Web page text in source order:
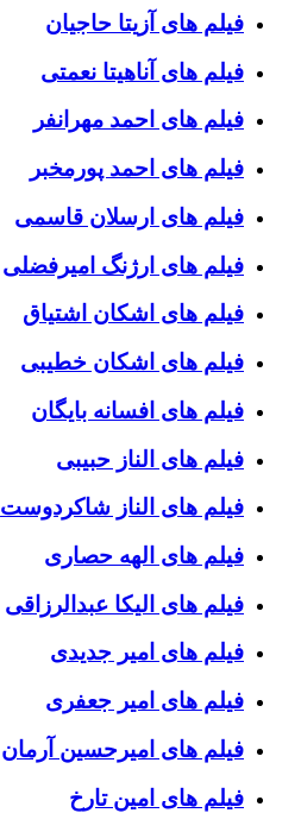
فیلم های آزیتا حاجیان
فیلم های آناهیتا نعمتی
فیلم های احمد مهرانفر
فیلم های احمد پورمخبر
فیلم های ارسلان قاسمی
فیلم های ارژنگ امیرفضلی
فیلم های اشکان اشتیاق
فیلم های اشکان خطیبی
فیلم های افسانه بایگان
فیلم های الناز حبیبی
فیلم های الناز شاکردوست
فیلم های الهه حصاری
فیلم های الیکا عبدالرزاقی
فیلم های امیر جدیدی
فیلم های امیر جعفری
فیلم های امیرحسین آرمان
فیلم های امین تارخ